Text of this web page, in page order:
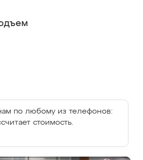
по любому из телефонов:
стоимость.